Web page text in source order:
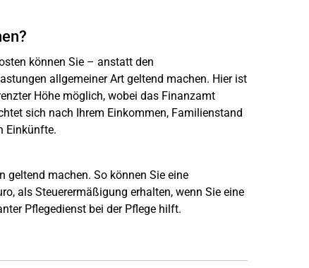
können Sie – anstatt den
allgemeiner Art geltend machen. Hier ist
Höhe möglich, wobei das Finanzamt
sich nach Ihrem Einkommen, Familienstand
Einkünfte.
machen. So können Sie eine
als Steuerermäßigung erhalten, wenn Sie eine
Pflegedienst bei der Pflege hilft.